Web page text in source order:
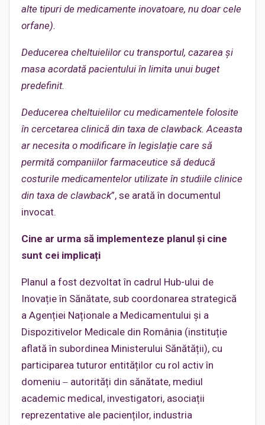
alte tipuri de medicamente inovatoare, nu doar cele
orfane).
Deducerea cheltuielilor cu transportul, cazarea și
masa acordată pacientului în limita unui buget
predefinit.
Deducerea cheltuielilor cu medicamentele folosite
în cercetarea clinică din taxa de clawback. Aceasta
ar necesita o modificare în legislație care să
permită companiilor farmaceutice să deducă
costurile medicamentelor utilizate în studiile clinice
din taxa de clawback”, se arată în documentul
invocat.
Cine ar urma să implementeze planul și cine
sunt cei implicați
Planul a fost dezvoltat în cadrul Hub-ului de
Inovație în Sănătate, sub coordonarea strategică
a Agenției Naționale a Medicamentului și a
Dispozitivelor Medicale din România (instituție
aflată în subordinea Ministerului Sănătății), cu
participarea tuturor entităților cu rol activ în
domeniu ‒ autorități din sănătate, mediul
academic medical, investigatori, asociații
reprezentative ale pacienților, industria